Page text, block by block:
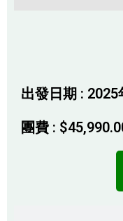
出發日期 : 2025
團費 : $